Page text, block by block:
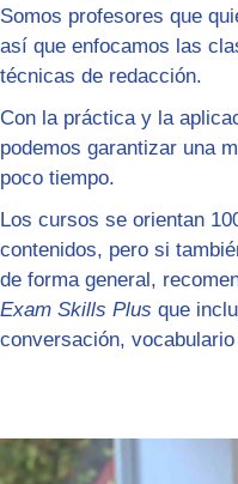
Somos profesores que
así que enfocamos las
técnicas de redacción.
Con la práctica y la
podemos garantizar una
poco tiempo.
Los cursos se orientan
contenidos, pero si
de forma general,
Exam Skills Plus que
conversación,